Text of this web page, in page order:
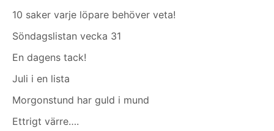
10 saker varje löpare behöver veta!
Söndagslistan vecka 31
En dagens tack!
Juli i en lista
Morgonstund har guld i mund
Ettrigt värre….